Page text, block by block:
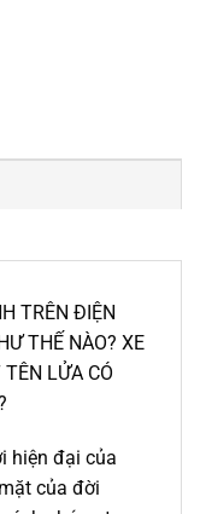
TRÊN ĐIỆN
THẾ NÀO? XE
LỬA CÓ
hiện đại của
của đời